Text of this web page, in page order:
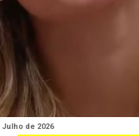
Julho de 2026